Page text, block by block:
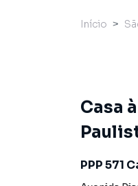
Início
Casa
PPP 571